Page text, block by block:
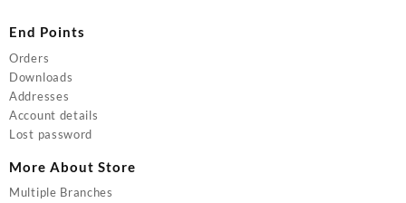
End Points
Orders
Downloads
Addresses
Account details
Lost password
More About Store
Multiple Branches